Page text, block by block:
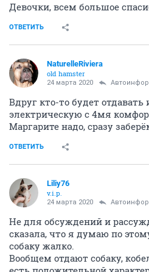
Девочки, всем большое
ОТВЕТИТЬ
NaturelleRiviera
old hamster
24 марта 2020
Вдруг кто-то будет
электрическую с 4мя
Маргарите надо, сразу
ОТВЕТИТЬ
Liliy76
v.i.p.
24 марта 2020
Не для обсуждений и
сказала, что я думаю по
собаку жалко.
Вообщем отдают собаку,